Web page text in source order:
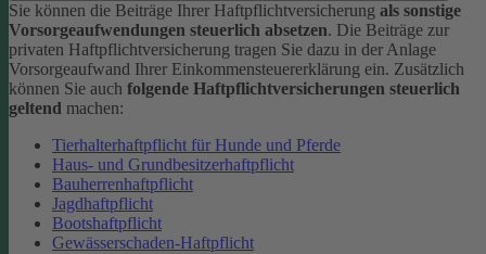
Sie können die Beiträge Ihrer Haftpflichtversicherung als sonstige
Vorsorgeaufwendungen steuerlich absetzen. Die Beiträge zur
privaten Haftpflichtversicherung tragen Sie dazu in der Anlage
Vorsorgeaufwand Ihrer Einkommensteuererklärung ein. Zusätzlich
können Sie auch folgende Haftpflichtversicherungen steuerlich
geltend machen:
Tierhalterhaftpflicht für Hunde und Pferde
Haus- und Grundbesitzerhaftpflicht
Bauherrenhaftpflicht
Jagdhaftpflicht
Bootshaftpflicht
Gewässerschaden-Haftpflicht